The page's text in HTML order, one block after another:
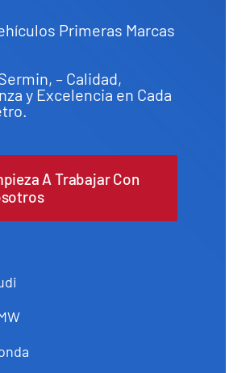
Primeras Marcas
– Calidad,
y Excelencia en Cada
A Trabajar Con